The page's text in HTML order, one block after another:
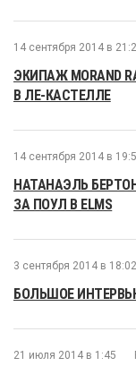
14 сентября 2014 в
ЭКИПАЖ MORAND
В ЛЕ-КАСТЕЛЛЕ
14 сентября 2014 в
НАТАНАЭЛЬ
ЗА ПОУЛ В ELMS
3 сентября 2014 в 18:02
БОЛЬШОЕ
21 июля 2014 в 1:45